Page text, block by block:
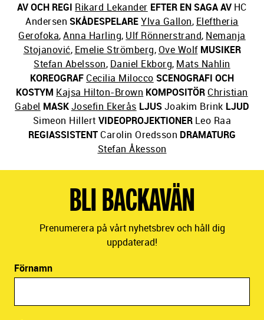
AV OCH REGI Rikard Lekander EFTER EN SAGA AV HC
Andersen SKÅDESPELAREYlva Gallon, Eleftheria
Gerofoka,Anna Harling, Ulf Rönnerstrand, Nemanja
Stojanović, Emelie Strömberg,Ove Wolf MUSIKER
Stefan Abelsson, Daniel Ekborg, Mats Nahlin
KOREOGRAF Cecilia Milocco SCENOGRAFI OCH
KOSTYM Kajsa Hilton-Brown KOMPOSITÖR Christian
Gabel MASKJosefin Ekerås LJUSJoakim Brink LJUD
Simeon Hillert VIDEOPROJEKTIONER Leo Raa
REGIASSISTENT Carolin Oredsson DRAMATURG
Stefan Åkesson
BLI BACKAVÄN
Prenumerera på vårt nyhetsbrev och håll dig
uppdaterad!
Förnamn